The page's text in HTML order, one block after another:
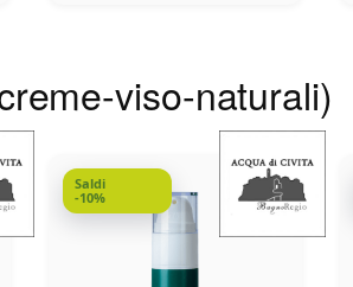
viso-naturali)
Saldi
-10%